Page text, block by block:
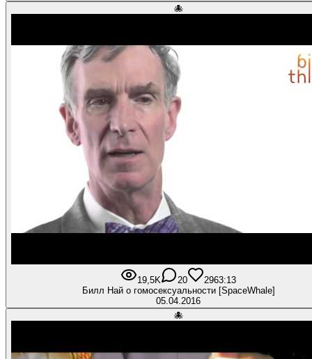
🐙
19,5K 20 2963:13
Билл Най о гомосексуальности [SpaceWhale]
05.04.2016
🐙